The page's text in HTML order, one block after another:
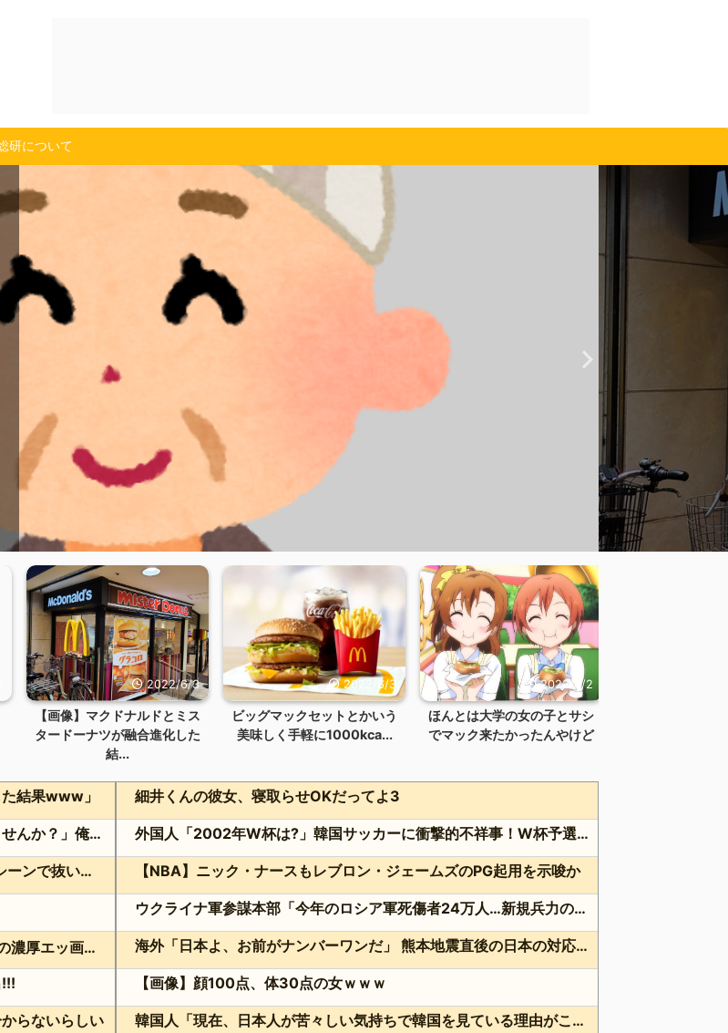
研について
2022/6/3
【画像】マクドナルドとミス
タードーナツが融合進化した
結...
2022/6/3
ビッグマックセットとかいう
美味しく手軽に1000kca...
2022/6/2
ほんとは大学の女の子とサシ
でマック来たかったんやけど
結果www」
マンション管理会社「水道出しっぱなしになっていませんか？」俺「猫が飲むように常時出してますよ」⇒結果ｗ
【悲報】30代の男、ほぼもれなく彼岸島のこのエロシーンで抜いてる件
舌を絡ませて、唾液交換して── ちゅっちゅしながらの濃厚エッ画像♪
らないらしい
細井くんの彼女、寝取らせOKだってよ3
外国人「2002年W杯は?」韓国サッカーに衝撃的不祥事！W杯予選でレフリーへの性的接待発覚！海外騒然！【海外の反応】
【NBA】ニック・ナースもレブロン・ジェームズのPG起用を示唆か
ウクライナ軍参謀本部「今年のロシア軍死傷者24万人…新規兵力の募集規模を上回る」！
海外「日本よ、お前がナンバーワンだ」 熊本地震直後の日本の対応のスピードに世界が衝撃
【画像】顔100点、体30点の女ｗｗｗ
韓国人「現在、日本人が苦々しい気持ちで韓国を見ている理由がこちら…」→「相当悔しがってるだろうな…（ﾌﾞﾙﾌﾞﾙ」＝韓国の反応